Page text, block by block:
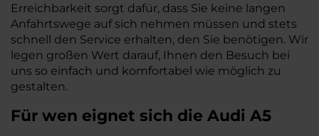
Erreichbarkeit sorgt dafür, dass Sie keine langen
Anfahrtswege auf sich nehmen müssen und stets
schnell den Service erhalten, den Sie benötigen. Wir
legen großen Wert darauf, Ihnen den Besuch bei
uns so einfach und komfortabel wie möglich zu
gestalten.
Für wen eignet sich die Audi A5